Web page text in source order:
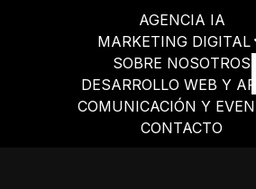
AGENCIA IA
MARKETING DIGITAL
SOBRE NOSOTROS
DESARROLLO WEB Y
COMUNICACIÓN Y
CONTACTO